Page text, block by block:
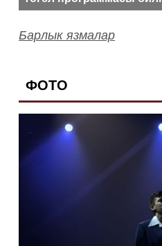
Барлык язмалар
ФОТО